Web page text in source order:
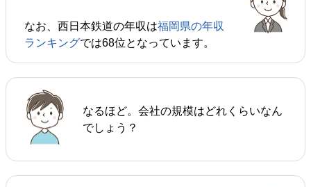
なお、西日本鉄道の年収は福岡県の年収
ランキングでは68位となっています。
なるほど。会社の規模はどれくらいなん
でしょう？